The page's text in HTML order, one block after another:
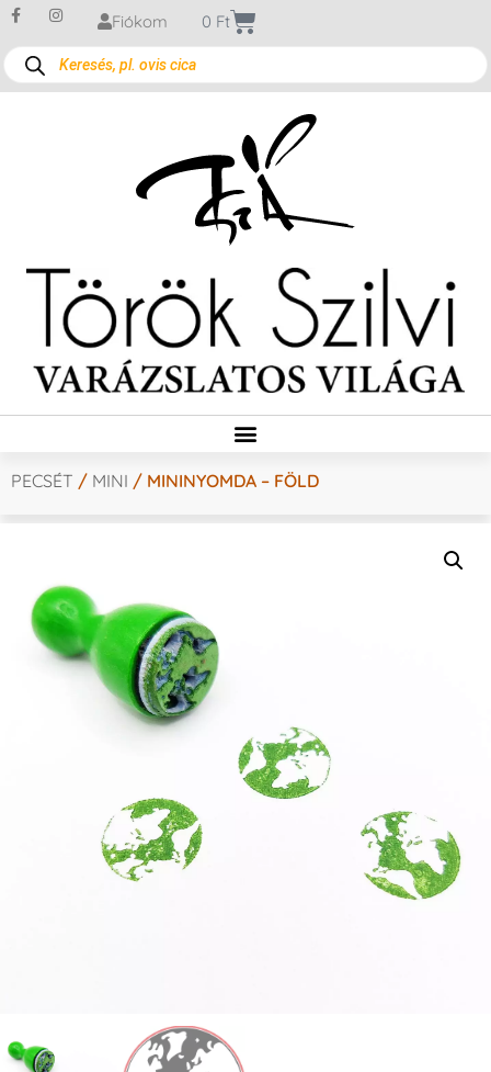
Fiókom 0 Ft
PECSÉT / MINI / MININYOMDA – FÖLD